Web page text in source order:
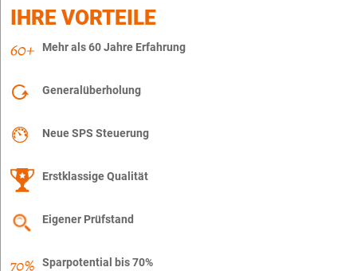
IHRE VORTEILE
Mehr als 60 Jahre Erfahrung
Generalüberholung
Neue SPS Steuerung
Erstklassige Qualität
Eigener Prüfstand
Sparpotential bis 70%